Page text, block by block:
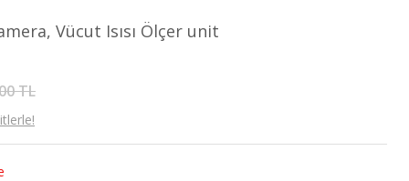
Vücut Isısı Ölçer unit
TL